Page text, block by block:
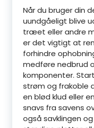
Når du bruger din
uundgåeligt blive
træet eller andre
er det vigtigt at
forhindre
medføre nedbrud
komponenter.
strøm og frakoble
en blød klud eller
snavs fra savens
også savklingen